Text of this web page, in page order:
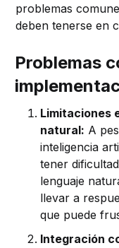
problemas
deben tenerse en
Problemas
Limitaciones
natural: A
inteligencia
tener
lenguaje
llevar a
que puede
Integración